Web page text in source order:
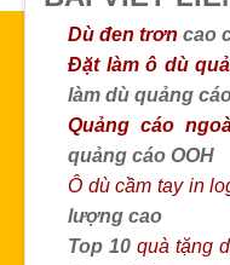
Dù đen trơn cao
Đặt làm ô dù
làm dù quảng
Quảng cáo
quảng cáo OOH
Ô dù cầm tay in
lượng cao
Top 10 quà tặng